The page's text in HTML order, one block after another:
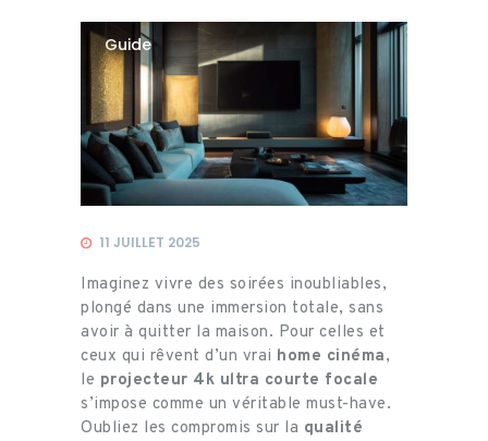
Guide
11 JUILLET 2025
Imaginez vivre des soirées inoubliables,
plongé dans une immersion totale, sans
avoir à quitter la maison. Pour celles et
ceux qui rêvent d’un vrai home cinéma,
le projecteur 4k ultra courte focale
s’impose comme un véritable must-have.
Oubliez les compromis sur la qualité